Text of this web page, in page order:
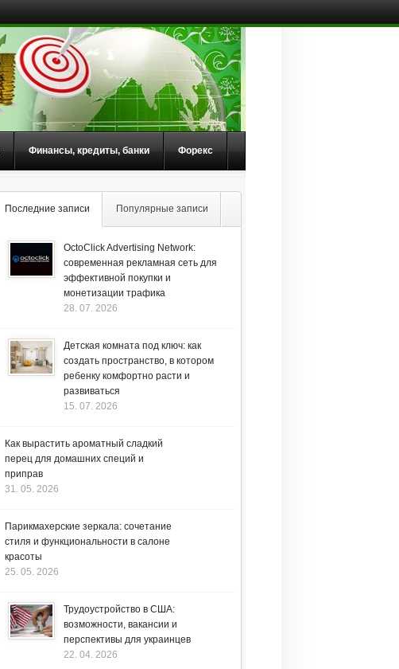
Финансы, кредиты, банки Форекс
Последние записи Популярные записи
OctoClick Advertising Network:
современная рекламная сеть для
эффективной покупки и
монетизации трафика
28. 07. 2026
Детская комната под ключ: как
создать пространство, в котором
ребенку комфортно расти и
развиваться
15. 07. 2026
Как вырастить ароматный сладкий
перец для домашних специй и
приправ
31. 05. 2026
Парикмахерские зеркала: сочетание
стиля и функциональности в салоне
красоты
25. 05. 2026
Трудоустройство в США:
возможности, вакансии и
перспективы для украинцев
22. 04. 2026